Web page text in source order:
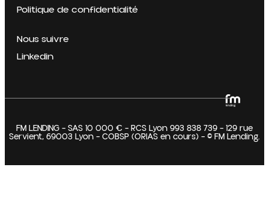
Politique de confidentialité
Nous suivre
Linkedin
FM LENDING – SAS 10 000 € – RCS Lyon 993 838 739 – 129 rue
Servient, 69003 Lyon – COBSP (ORIAS en cours) – © FM Lending.